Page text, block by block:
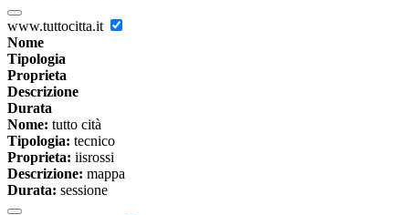
www.tuttocitta.it
Nome
Tipologia
Proprieta
Descrizione
Durata
Nome: tutto cità
Tipologia: tecnico
Proprieta: iisrossi
Descrizione: mappa
Durata: sessione